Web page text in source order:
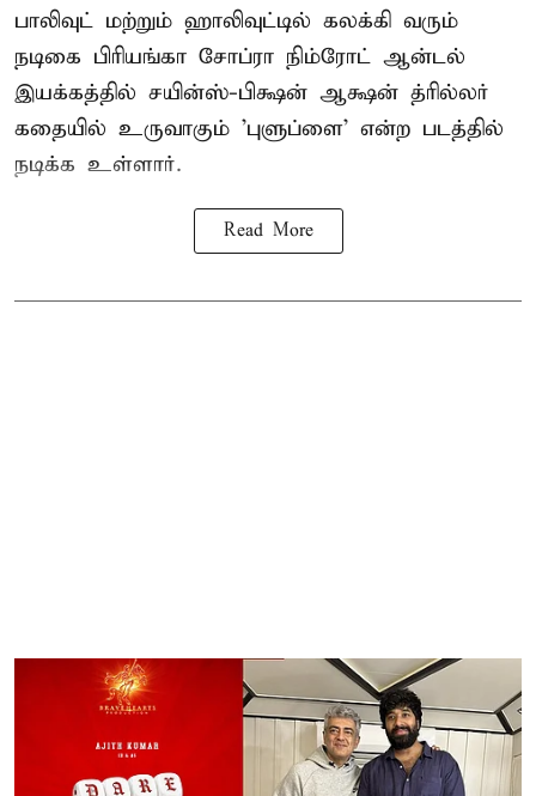
பாலிவுட் மற்றும் ஹாலிவுட்டில் கலக்கி வரும்
நடிகை பிரியங்கா சோப்ரா நிம்ரோட் ஆன்டல்
இயக்கத்தில் சயின்ஸ்-பிக்ஷன் ஆக்ஷன் த்ரில்லர்
கதையில் உருவாகும் 'புளுப்ளை' என்ற படத்தில்
நடிக்க உள்ளார்.
Read More